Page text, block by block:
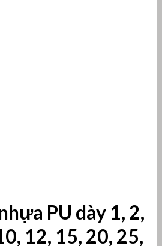
PU dày 1, 2,
12, 15, 20, 25,